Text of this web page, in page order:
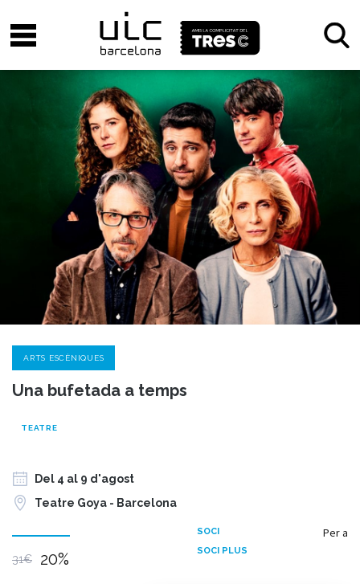
ARTS ESCÈNIQUES
Una bufetada a temps
TEATRE
Del 4 al 9 d'agost
Teatre Goya - Barcelona
31€ 20%
Per a
SOCI
SOCI PLUS